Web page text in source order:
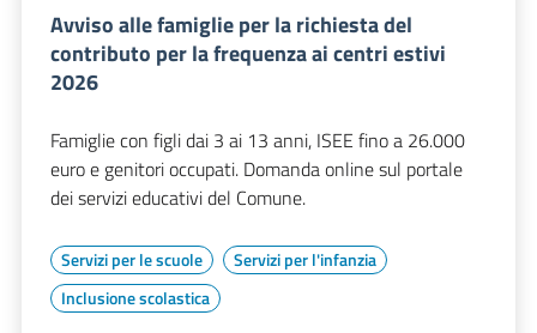
Avviso alle famiglie per la richiesta del
contributo per la frequenza ai centri estivi
2026
Famiglie con figli dai 3 ai 13 anni, ISEE fino a 26.000
euro e genitori occupati. Domanda online sul portale
dei servizi educativi del Comune.
Servizi per le scuole
Servizi per l'infanzia
Inclusione scolastica